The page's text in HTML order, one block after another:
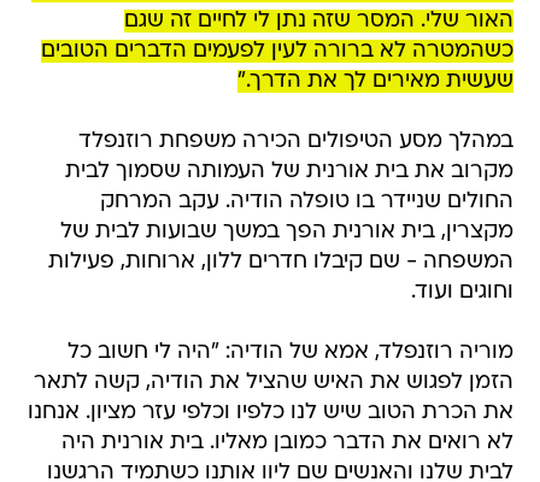
האור שלי. המסר שזה נתן לי לחיים זה שגם
כשהמטרה לא ברורה לעין לפעמים הדברים הטובים
שעשית מאירים לך את הדרך."
במהלך מסע הטיפולים הכירה משפחת רוזנפלד
מקרוב את בית אורנית של העמותה שסמוך לבית
החולים שניידר בו טופלה הודיה. עקב המרחק
מקצרין, בית אורנית הפך במשך שבועות לבית של
המשפחה - שם קיבלו חדרים ללון, ארוחות, פעילות
וחוגים ועוד.
מוריה רוזנפלד, אמא של הודיה: "היה לי חשוב כל
הזמן לפגוש את האיש שהציל את הודיה, קשה לתאר
את הכרת הטוב שיש לנו כלפיו וכלפי עזר מציון. אנחנו
לא רואים את הדבר כמובן מאליו. בית אורנית היה
לבית שלנו והאנשים שם ליוו אותנו כשתמיד הרגשנו